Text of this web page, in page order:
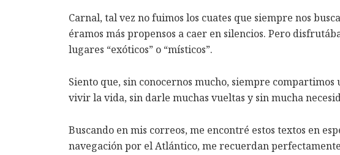
Carnal, tal vez no fuimos los cuates que siempre nos
éramos más propensos a caer en silencios. Pero
lugares “exóticos” o “místicos”.
Siento que, sin conocernos mucho, siempre
vivir la vida, sin darle muchas vueltas y sin mucha
Buscando en mis correos, me encontré estos textos en
navegación por el Atlántico, me recuerdan